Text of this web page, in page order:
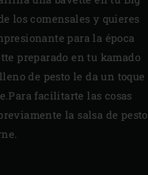
los comensales y quieres
para la época
preparado en tu kamado
de pesto le da un toque
facilitarte las cosas
la salsa de pesto